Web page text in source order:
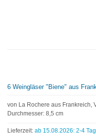
6 Weingläser "Biene" aus
von La Rochere aus Frankreich,
Durchmesser: 8,5 cm
Lieferzeit: ab 15.08.2026: 2-4